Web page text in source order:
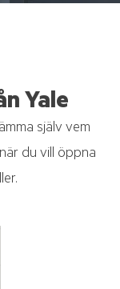
Yale
själv vem
du vill öppna